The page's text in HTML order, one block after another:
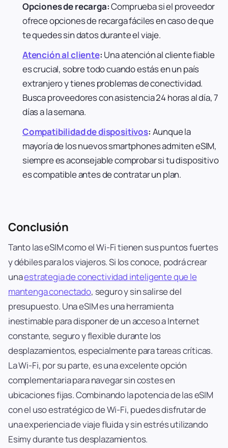
Opciones de recarga:Comprueba si el proveedor
ofrece opciones de recarga fáciles en caso de que
te quedes sin datos durante el viaje.
Atención al cliente: Una atención al cliente fiable
es crucial, sobre todo cuando estás en un país
extranjero y tienes problemas de conectividad.
Busca proveedores con asistencia 24 horas al día, 7
días a la semana.
Compatibilidad de dispositivos: Aunque la
mayoría de los nuevos smartphones admiten eSIM,
siempre es aconsejable comprobar si tu dispositivo
es compatible antes de contratar un plan.
Conclusión
Tanto las eSIM como el Wi-Fi tienen sus puntos fuertes
y débiles para los viajeros. Si los conoce, podrá crear
unaestrategia de conectividad inteligente que le
mantenga conectado, seguro y sin salirse del
presupuesto. Una eSIM es una herramienta
inestimable para disponer de un acceso a Internet
constante, seguro y flexible durante los
desplazamientos, especialmente para tareas críticas.
La Wi-Fi, por su parte, es una excelente opción
complementaria para navegar sin costes en
ubicaciones fijas. Combinando la potencia de las eSIM
con el uso estratégico de Wi-Fi, puedes disfrutar de
una experiencia de viaje fluida y sin estrés utilizando
Esimy durante tus desplazamientos.